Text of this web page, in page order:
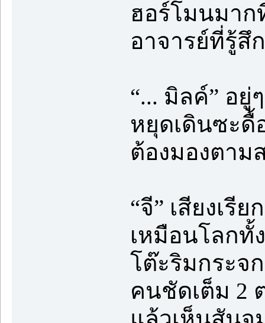
ฮอร์โมนมาก
อาจารย์ที่รู้สึ
“... มิลค์” อ
หยุดเดินซะดื้
ต้องมองตาม
“จี” เสียงเรี
เหมือนโลกทั้
โต๊ะริมกระจ
คนชัดเต็ม 2